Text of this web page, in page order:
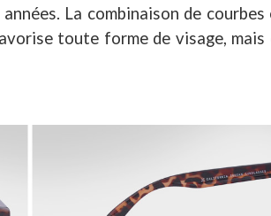
La combinaison de
toute forme de visage, mais